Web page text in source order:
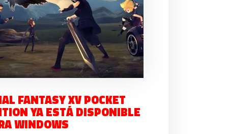
FANTASY XV POCKET
YA ESTÁ DISPONIBLE
WINDOWS